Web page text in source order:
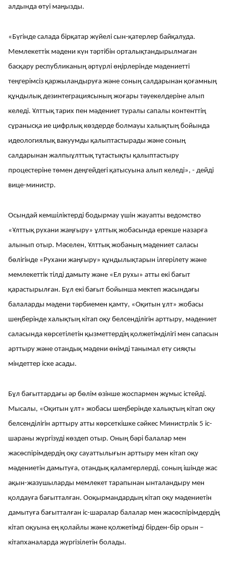
алдында өтуі маңызды.
«Бүгінде салада бірқатар жүйелі сын-қатерлер байқалуда.
Мемлекеттік мәдени күн тәртібін орталықтандырылмаған
басқару республиканың әртүрлі өңірлерінде мәдениетті
теңгерімсіз қаржыландыруға және соның салдарынан қоғамның
құндылық дезинтеграциясының жоғары тәуекелдеріне алып
келеді. Ұлттық тарих пен мәдениет туралы сапалы контенттің
сұранысқа ие цифрлық көздерде болмауы халықтың бойында
идеологиялық вакуумды қалыптастырады және соның
салдарынан жалпыұлттық тұтастықты қалыптастыру
процестеріне төмен деңгейдегі қатысуына алып келеді», - дейді
вице-министр.
Осындай кемшіліктерді бодырмау үшін жауапты ведомство
«Ұлттық рухани жаңғыру» ұлттық жобасында ерекше назарға
алынып отыр. Мәселен, Ұлттық жобаның мәдениет саласы
бөлігінде «Рухани жаңғыру» құндылықтарын ілгерілету және
мемлекеттік тілді дамыту және «Ел рухы» атты екі бағыт
қарастырылған. Бұл екі бағыт бойынша мектеп жасындағы
балаларды мәдени тәрбиемен қамту, «Оқитын ұлт» жобасы
шеңберінде халықтың кітап оқу белсенділігін арттыру, мәдениет
саласында көрсетілетін қызметтердің қолжетімділігі мен сапасын
арттыру және отандық мәдени өнімді танымал ету сияқты
міндеттер іске асады.
Бұл бағыттардағы әр бөлім өзінше жоспармен жұмыс істейді.
Мысалы, «Оқитын ұлт» жобасы шеңберінде халықтың кітап оқу
белсенділігін арттыру атты көрсеткішке сәйкес Министрлік 5 іс-
шараны жүргізуді көздеп отыр. Оның бәрі балалар мен
жасөспірімдердің оқу сауаттылығын арттыру мен кітап оқу
мәдениетін дамытуға, отандық қаламгерлерді, соның ішінде жас
ақын-жазушыларды мемлекет тарапынан ынталандыру мен
қолдауға бағытталған. Ооқырмандардың кітап оқу мәдениетін
дамытуға бағытталған іс-шаралар балалар мен жасөспірімдердің
кітап оқуына ең қолайлы және қолжетімді бірден-бір орын –
кітапханаларда жүргізілетін болады.